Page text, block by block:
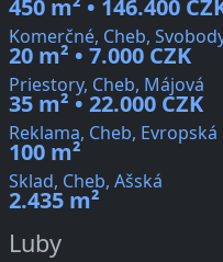
450 m² • 146.400
Komerčné, Cheb,
20 m² • 7.000 CZK
Priestory, Cheb, Májová
35 m² • 22.000 CZK
Reklama, Cheb, Evropská
100 m²
Sklad, Cheb, Ašská
2.435 m²
Luby